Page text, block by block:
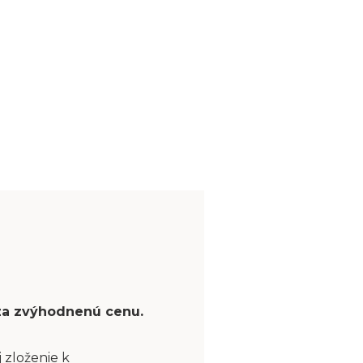
zvýhodnenú cenu.
zloženie k